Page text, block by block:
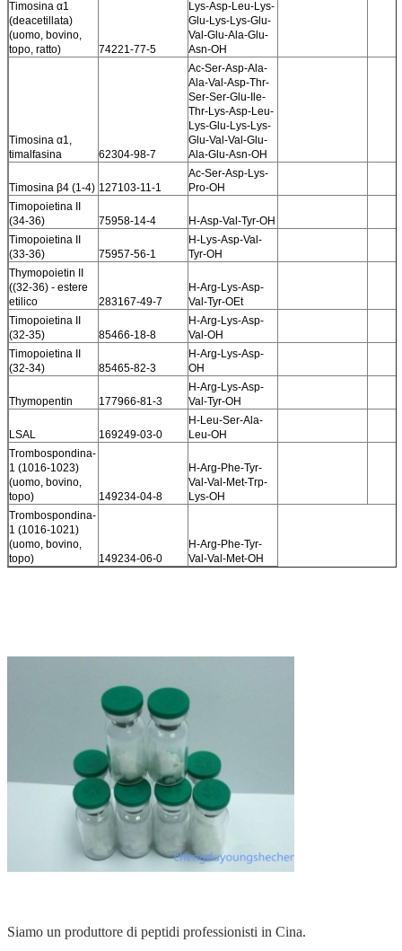
Timosina α1
(deacetillata)
(uomo, bovino,
topo, ratto)
74221-77-5
Lys-Asp-Leu-Lys-
Glu-Lys-Lys-Glu-
Val-Glu-Ala-Glu-
Asn-OH
Timosina α1,
timalfasina
62304-98-7
Ac-Ser-Asp-Ala-
Ala-Val-Asp-Thr-
Ser-Ser-Glu-Ile-
Thr-Lys-Asp-Leu-
Lys-Glu-Lys-Lys-
Glu-Val-Val-Glu-
Ala-Glu-Asn-OH
Timosina β4 (1-4) 127103-11-1
Ac-Ser-Asp-Lys-
Pro-OH
Timopoietina II
(34-36)
75958-14-4
H-Asp-Val-Tyr-OH
Timopoietina II
(33-36)
75957-56-1
H-Lys-Asp-Val-
Tyr-OH
Thymopoietin II
((32-36) - estere
etilico
283167-49-7
H-Arg-Lys-Asp-
Val-Tyr-OEt
Timopoietina II
(32-35)
85466-18-8
H-Arg-Lys-Asp-
Val-OH
Timopoietina II
(32-34)
85465-82-3
H-Arg-Lys-Asp-
OH
Thymopentin 177966-81-3
H-Arg-Lys-Asp-
Val-Tyr-OH
LSAL 169249-03-0
H-Leu-Ser-Ala-
Leu-OH
Trombospondina-
1 (1016-1023)
(uomo, bovino,
topo)
149234-04-8
H-Arg-Phe-Tyr-
Val-Val-Met-Trp-
Lys-OH
Trombospondina-
1 (1016-1021)
(uomo, bovino,
topo)
149234-06-0
H-Arg-Phe-Tyr-
Val-Val-Met-OH
Siamo un produttore di peptidi professionisti in Cina.